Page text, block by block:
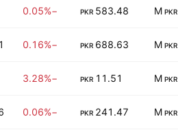
PKR
583.48
PKR
−0.05%
PKR
688.63
PKR
−0.16%
PKR
11.51
PKR
−3.28%
PKR
241.47
PKR
−0.06%